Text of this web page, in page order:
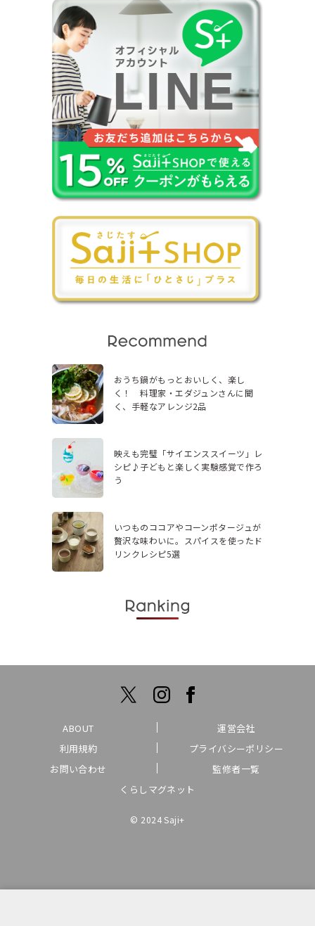
おうち鍋がもっとおいしく、楽し
く！ 料理家・エダジュンさんに聞
く、手軽なアレンジ2品
映えも完璧「サイエンススイーツ」レ
シピ♪子どもと楽しく実験感覚で作ろ
う
いつものココアやコーンポタージュが
贅沢な味わいに。スパイスを使ったド
リンクレシピ5選
ABOUT
運営会社
利用規約
プライバシーポリシー
お問い合わせ
監修者一覧
くらしマグネット
© 2024 Saji+